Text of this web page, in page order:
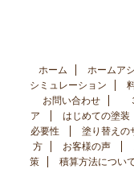
ホーム ホームア
シミュレーション
お問い合わせ
ア
はじめての塗装
必要性
塗り替えの
方
お客様の声
策
積算方法につい